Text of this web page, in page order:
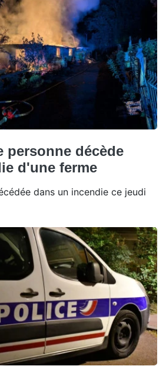
personne décède
d'une ferme
dans un incendie ce jeudi